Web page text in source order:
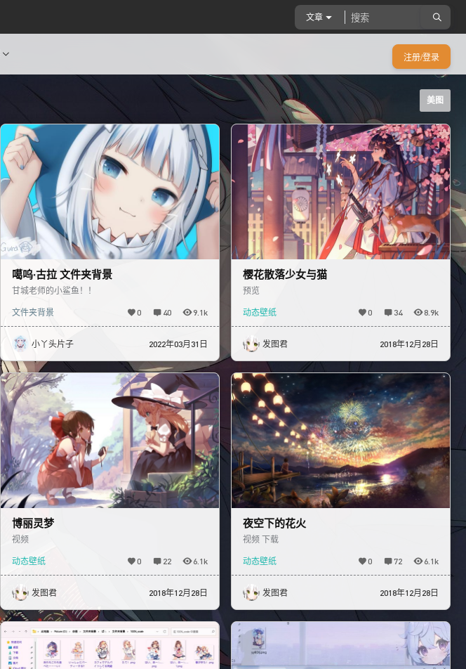
文章
注册/登录
美图
噶呜·古拉 文件夹背景
甘城老师的小鲨鱼！！
文件夹背景 0 40 9.1k
小丫头片子 2022年03月31日
樱花散落少女与猫
预览
动态壁纸 0 34 8.9k
发图君 2018年12月28日
博丽灵梦
视频
动态壁纸 0 22 6.1k
发图君 2018年12月28日
夜空下的花火
视频 下载
动态壁纸 0 72 6.1k
发图君 2018年12月28日